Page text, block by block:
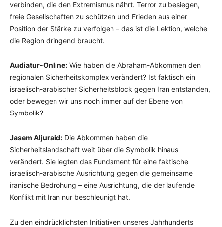
verbinden, die den Extremismus nährt. Terror zu besiegen,
freie Gesellschaften zu schützen und Frieden aus einer
Position der Stärke zu verfolgen – das ist die Lektion, welche
die Region dringend braucht.
Audiatur-Online: Wie haben die Abraham-Abkommen den
regionalen Sicherheitskomplex verändert? Ist faktisch ein
israelisch-arabischer Sicherheitsblock gegen Iran entstanden,
oder bewegen wir uns noch immer auf der Ebene von
Symbolik?
Jasem Aljuraid: Die Abkommen haben die
Sicherheitslandschaft weit über die Symbolik hinaus
verändert. Sie legten das Fundament für eine faktische
israelisch-arabische Ausrichtung gegen die gemeinsame
iranische Bedrohung – eine Ausrichtung, die der laufende
Konflikt mit Iran nur beschleunigt hat.
Zu den eindrücklichsten Initiativen unseres Jahrhunderts